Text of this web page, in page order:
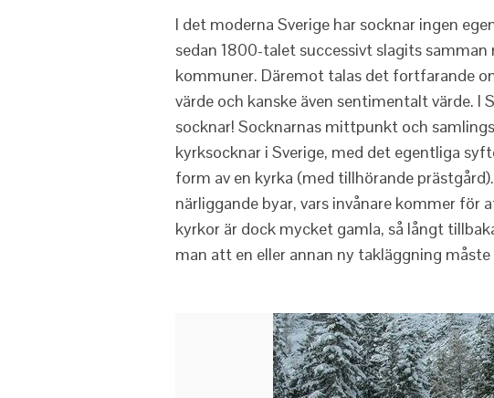
I det moderna Sverige har socknar ingen
sedan 1800-talet successivt slagits
kommuner. Däremot talas det fortfarande
värde och kanske även sentimentalt värde.
socknar! Socknarnas mittpunkt och
kyrksocknar i Sverige, med det egentliga
form av en kyrka (med tillhörande
närliggande byar, vars invånare kommer för
kyrkor är dock mycket gamla, så långt
man att en eller annan ny takläggning